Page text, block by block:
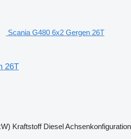
Scania G480 6x2 Gergen 26T
26T
Kraftstoff DieselAchsenkonfiguration